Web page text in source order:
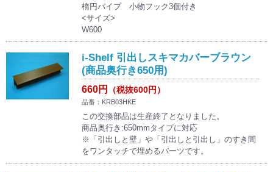
楕円パイプ 小物フック3個付き
<サイズ>
W600
i-Shelf 引出しスキマカバーブラウン
(商品奥行き650用)
660円 （税抜600円）
品番：KRB03HKE
この交換部品は生産終了となりました。
商品奥行き:650mmタイプに対応
※「引出しと壁」や「引出しと引出し」のすき間
をワンタッチで埋めるパーツです。